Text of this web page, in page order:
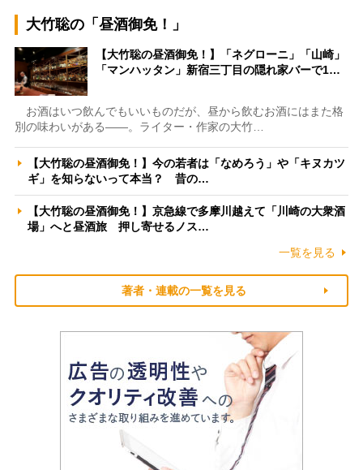
大竹聡の「昼酒御免！」
【大竹聡の昼酒御免！】「ネグローニ」「山崎」
「マンハッタン」新宿三丁目の隠れ家バーで1…
お酒はいつ飲んでもいいものだが、昼から飲むお酒にはまた格
別の味わいがある――。ライター・作家の大竹…
【大竹聡の昼酒御免！】今の若者は「なめろう」や「キヌカツ
ギ」を知らないって本当？ 昔の…
【大竹聡の昼酒御免！】京急線で多摩川越えて「川崎の大衆酒
場」へと昼酒旅 押し寄せるノス…
一覧を見る
著者・連載の一覧を見る